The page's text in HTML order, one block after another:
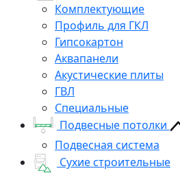
Комплектующие
Профиль для ГКЛ
Гипсокартон
Аквапанели
Акустические плиты
ГВЛ
Специальные
Подвесные потолки
Подвесная система
Сухие строительные